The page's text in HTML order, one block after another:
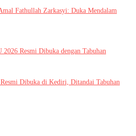
Fathullah Zarkasyi: Duka Mendalam
Dibuka di Kediri, Ditandai Tabuhan